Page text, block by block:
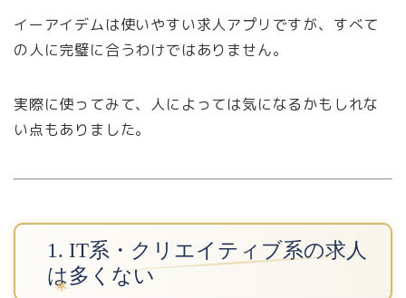
イーアイデムは使いやすい求人アプリですが、すべて
の人に完璧に合うわけではありません。
実際に使ってみて、人によっては気になるかもしれな
い点もありました。
1. IT系・クリエイティブ系の求人
は多くない